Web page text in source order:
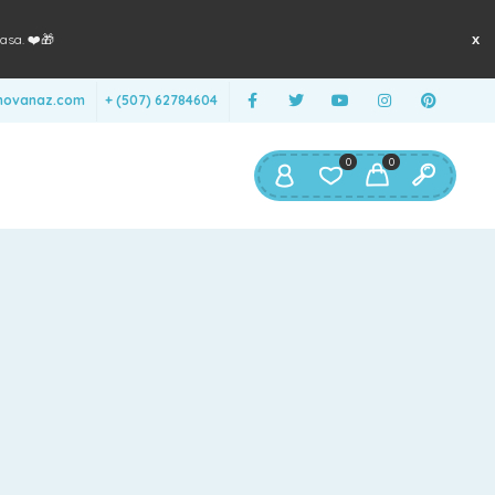
❤️🎁
+ (507) 62784604
0
0